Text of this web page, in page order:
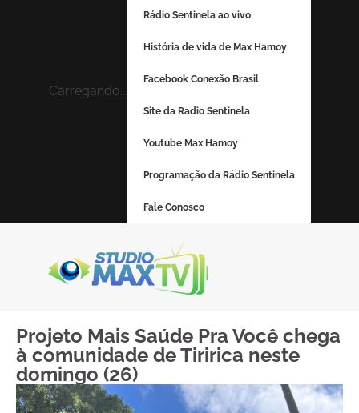
Carregando...
Rádio Sentinela ao vivo
História de vida de Max Hamoy
Facebook Conexão Brasil
Site da Radio Sentinela
Youtube Max Hamoy
Programação da Rádio Sentinela
Fale Conosco
Projeto Mais Saúde Pra Você chega
à comunidade de Tiririca neste
domingo (26)